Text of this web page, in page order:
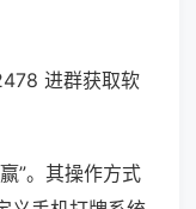
进群获取软
”。其操作方式